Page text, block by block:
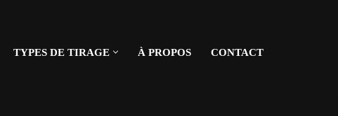
TYPES DE TIRAGE À PROPOS CONTACT